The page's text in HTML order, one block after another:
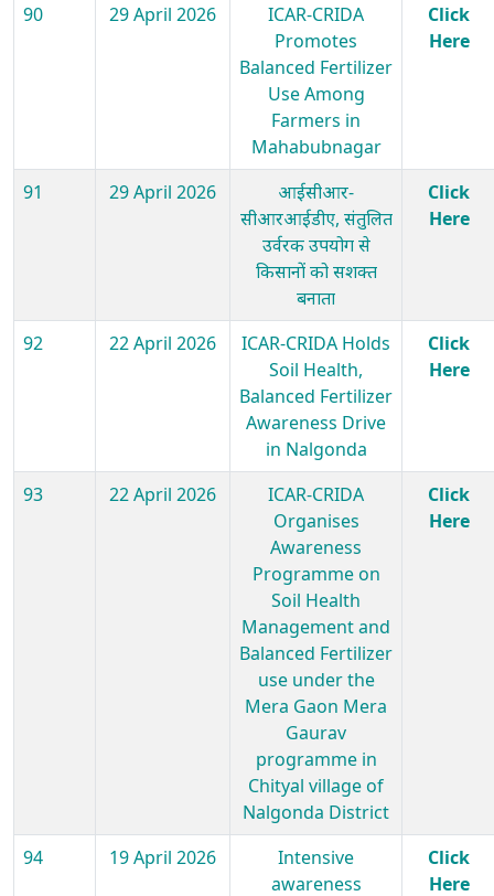
90 29 April 2026
ICAR-CRIDA
Promotes
Balanced Fertilizer
Use Among
Farmers in
Mahabubnagar
Click
Here
91 29 April 2026
आईसीआर-
सीआरआईडीए, संतुलित
उर्वरक उपयोग से
किसानों को सशक्त
बनाता
Click
Here
92 22 April 2026
ICAR-CRIDA Holds
Soil Health,
Balanced Fertilizer
Awareness Drive
in Nalgonda
Click
Here
93 22 April 2026
ICAR-CRIDA
Organises
Awareness
Programme on
Soil Health
Management and
Balanced Fertilizer
use under the
Mera Gaon Mera
Gaurav
programme in
Chityal village of
Nalgonda District
Click
Here
94 19 April 2026
Intensive
awareness
Click
Here